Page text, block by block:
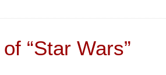
“Star Wars”